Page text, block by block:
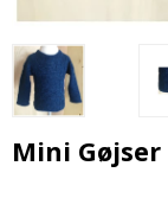
Mini